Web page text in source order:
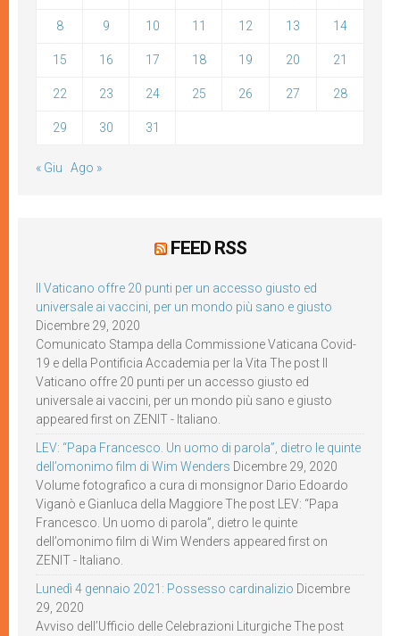
8 9 10 11 12 13 14
15 16 17 18 19 20 21
22 23 24 25 26 27 28
29 30 31
« Giu Ago »
FEED RSS
Il Vaticano offre 20 punti per un accesso giusto ed
universale ai vaccini, per un mondo più sano e giusto
Dicembre 29, 2020
Comunicato Stampa della Commissione Vaticana Covid-
19 e della Pontificia Accademia per la Vita The post Il
Vaticano offre 20 punti per un accesso giusto ed
universale ai vaccini, per un mondo più sano e giusto
appeared first on ZENIT - Italiano.
LEV: “Papa Francesco. Un uomo di parola”, dietro le quinte
dell’omonimo film di Wim Wenders Dicembre 29, 2020
Volume fotografico a cura di monsignor Dario Edoardo
Viganò e Gianluca della Maggiore The post LEV: “Papa
Francesco. Un uomo di parola”, dietro le quinte
dell’omonimo film di Wim Wenders appeared first on
ZENIT - Italiano.
Lunedì 4 gennaio 2021: Possesso cardinalizio Dicembre
29, 2020
Avviso dell’Ufficio delle Celebrazioni Liturgiche The post